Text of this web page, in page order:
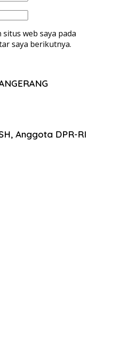
situs web saya pada
saya berikutnya.
Anggota DPR-RI